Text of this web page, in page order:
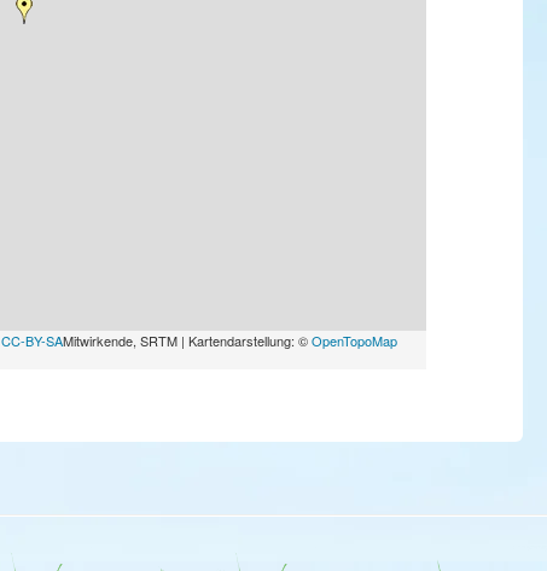
CC-BY-SAMitwirkende, SRTM | Kartendarstellung: ©OpenTopoMap